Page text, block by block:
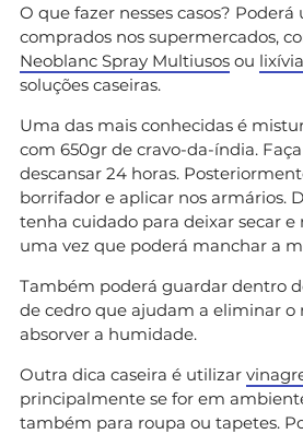
O que fazer nesses casos?
comprados nos supermercados,
Neoblanc Spray Multiusos ou lixívia
soluções caseiras.
Uma das mais conhecidas é
com 650gr de cravo-da-índia.
descansar 24 horas.
borrifador e aplicar nos armários.
tenha cuidado para deixar secar
uma vez que poderá manchar a
Também poderá guardar dentro
de cedro que ajudam a eliminar o
absorver a humidade.
Outra dica caseira é utilizar
principalmente se for em
também para roupa ou tapetes.